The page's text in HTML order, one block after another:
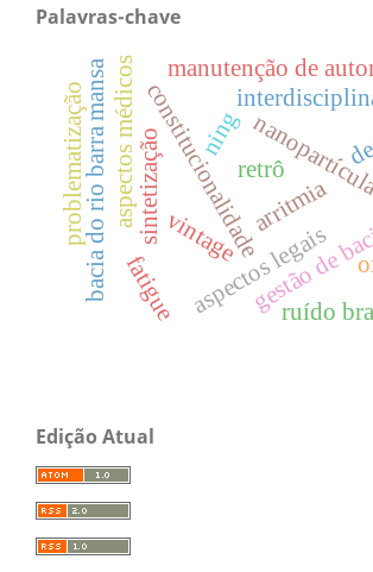
Palavras-chave
ning
constitucionalidade
aspectos legais
aspectos médicos
vintage
retrô
manutenção de
arritmia
gestão de
bacia do rio barra mansa sintetização
ruído
problematização
fatigue
Edição Atual